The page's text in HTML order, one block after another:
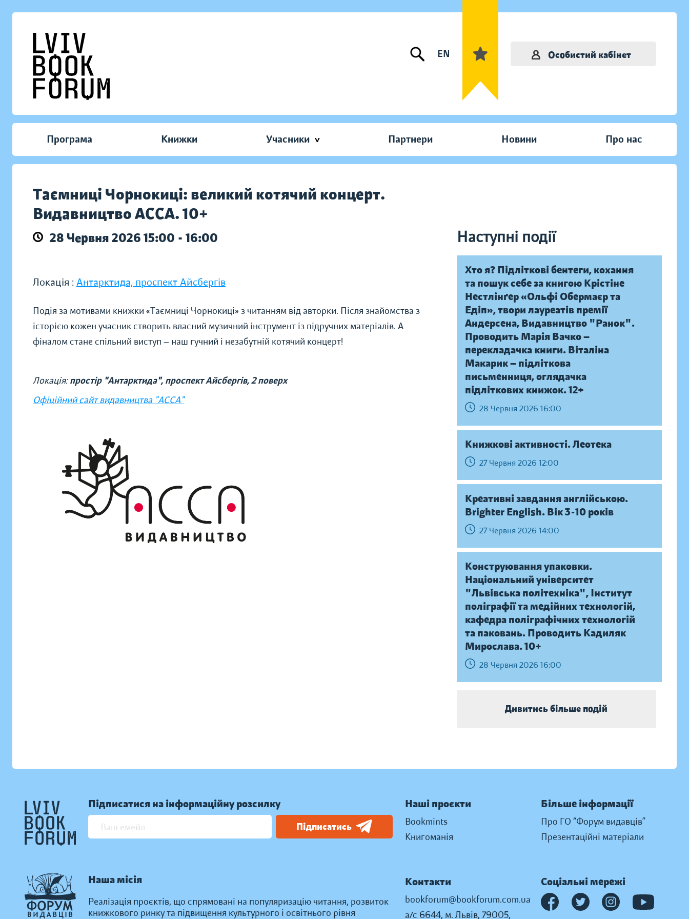
EN Особистий кабінет
Програма Книжки Учасники Партнери Новини Про нас
Таємниці Чорнокиці: великий котячий концерт.
Видавництво АССА. 10+
28 Червня 2026 15:00 - 16:00 Наступні події
Локація : Антарктида, проспект Айсбергів
Подія за мотивами книжки «Таємниці Чорнокиці» з читанням від авторки. Після знайомства з
історією кожен учасник створить власний музичний інструмент із підручних матеріалів. А
фіналом стане спільний виступ — наш гучний і незабутній котячий концерт!
Локація:простір "Антарктида", проспект Айсбергів, 2 поверх
Офіційний сайт видавництва "АССА"
Хто я? Підліткові бентеги, кохання
та пошук себе за книгою Крістіне
Нестлінґер «Ольфі Обермаєр та
Едіп», твори лауреатів премії
Андерсена, Видавництво "Ранок".
Проводить Марія Вачко —
перекладачка книги. Віталіна
Макарик — підліткова
письменниця, оглядачка
підліткових книжок. 12+
28 Червня 2026 16:00
Книжкові активності. Леотека
27 Червня 2026 12:00
Креативні завдання англійською.
Brighter English. Вік 3-10 років
27 Червня 2026 14:00
Конструювання упаковки.
Національний університет
"Львівська політехніка", Інститут
поліграфії та медійних технологій,
кафедра поліграфічних технологій
та паковань. Проводить Кадиляк
Мирослава. 10+
28 Червня 2026 16:00
Дивитись більше подій
Підписатися на інформаційну розсилку
Підписатись
Наша місія
Реалізація проєктів, що спрямовані на популяризацію читання, розвиток
книжкового ринку та підвищення культурного і освітнього рівня
Наші проєкти
Bookmints
Книгоманія
Більше інформації
Про ГО “Форум видавців”
Презентаційні матеріали
Контакти
bookforum@bookforum.com.ua
а/с 6644, м. Львів, 79005,
Соціальні мережі